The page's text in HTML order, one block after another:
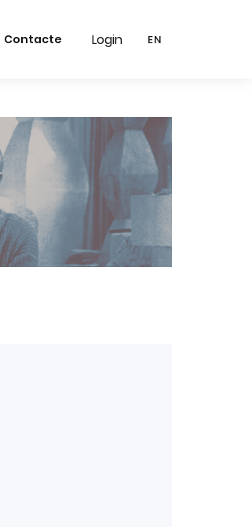
Login
Contacte Login EN